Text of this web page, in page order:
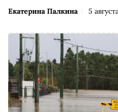
Екатерина Палкина 5